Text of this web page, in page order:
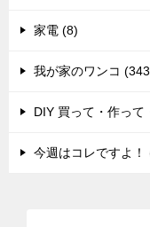
家電 (8)
我が家のワンコ
DIY 買って・作っ
今週はコレですよ！